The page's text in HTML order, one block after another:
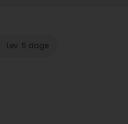
Lev. 5 dage